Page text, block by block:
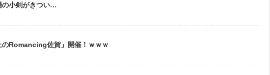
の小剣がきつい…
のRomancing佐賀」開催！ｗｗｗ